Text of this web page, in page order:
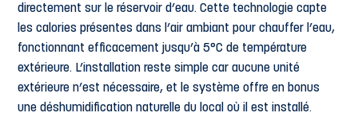
directement sur le réservoir d’eau. Cette technologie capte
les calories présentes dans l’air ambiant pour chauffer l’eau,
fonctionnant efficacement jusqu’à 5°C de température
extérieure. L’installation reste simple car aucune unité
extérieure n’est nécessaire, et le système offre en bonus
une déshumidification naturelle du local où il est installé.